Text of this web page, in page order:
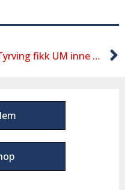
Tyrving fikk UM inne i 2017